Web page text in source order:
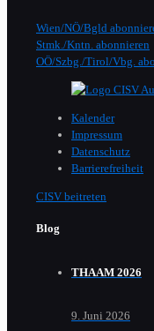
Wien/NÖ/Bgld
Stmk./Kntn. abonnieren
OÖ/Szbg./Tirol/Vbg.
Kalender
Impressum
Datenschutz
Barrierefreiheit
CISV beitreten
Blog
THAAM 2026
9. Juni 2026